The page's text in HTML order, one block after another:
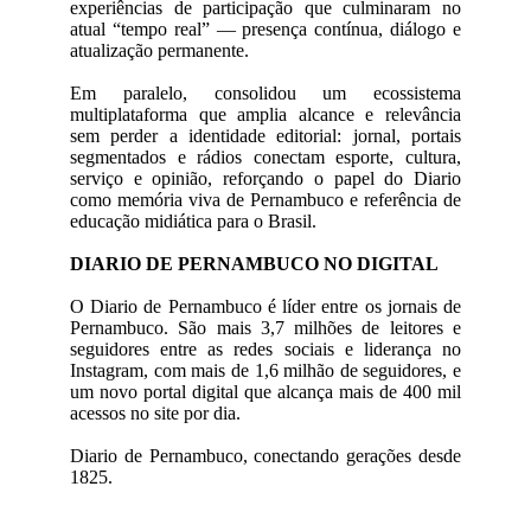
experiências de participação que culminaram no
atual “tempo real” — presença contínua, diálogo e
atualização permanente.
Em paralelo, consolidou um ecossistema
multiplataforma que amplia alcance e relevância
sem perder a identidade editorial: jornal, portais
segmentados e rádios conectam esporte, cultura,
serviço e opinião, reforçando o papel do Diario
como memória viva de Pernambuco e referência de
educação midiática para o Brasil.
DIARIO DE PERNAMBUCO NO DIGITAL
O Diario de Pernambuco é líder entre os jornais de
Pernambuco. São mais 3,7 milhões de leitores e
seguidores entre as redes sociais e liderança no
Instagram, com mais de 1,6 milhão de seguidores, e
um novo portal digital que alcança mais de 400 mil
acessos no site por dia.
Diario de Pernambuco, conectando gerações desde
1825.